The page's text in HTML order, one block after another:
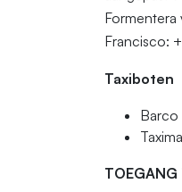
Formentera
Francisco:
Taxiboten
Barco
TOEGANG